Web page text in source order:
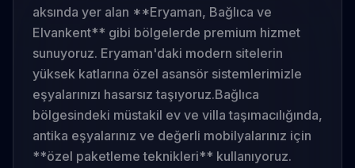
aksında yer alan **Eryaman, Bağlıca ve
Elvankent** gibi bölgelerde premium hizmet
sunuyoruz. Eryaman'daki modern sitelerin
yüksek katlarına özel asansör sistemlerimizle
eşyalarınızı hasarsız taşıyoruz.Bağlıca
bölgesindeki müstakil ev ve villa taşımacılığında,
antika eşyalarınız ve değerli mobilyalarınız için
**özel paketleme teknikleri** kullanıyoruz.